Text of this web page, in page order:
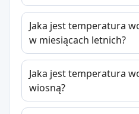
Jaka jest temperatura
w miesiącach letnich?
Jaka jest temperatura
wiosną?